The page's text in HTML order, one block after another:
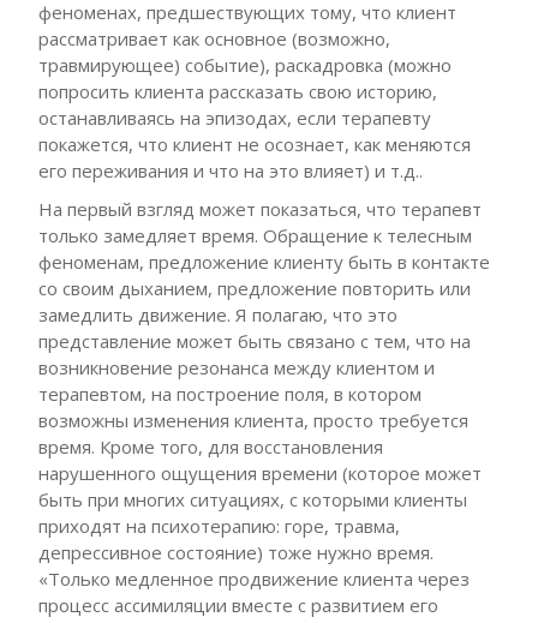
феноменах, предшествующих тому, что клиент
рассматривает как основное (возможно,
травмирующее) событие), раскадровка (можно
попросить клиента рассказать свою историю,
останавливаясь на эпизодах, если терапевту
покажется, что клиент не осознает, как меняются
его переживания и что на это влияет) и т.д..
На первый взгляд может показаться, что терапевт
только замедляет время. Обращение к телесным
феноменам, предложение клиенту быть в контакте
со своим дыханием, предложение повторить или
замедлить движение. Я полагаю, что это
представление может быть связано с тем, что на
возникновение резонанса между клиентом и
терапевтом, на построение поля, в котором
возможны изменения клиента, просто требуется
время. Кроме того, для восстановления
нарушенного ощущения времени (которое может
быть при многих ситуациях, с которыми клиенты
приходят на психотерапию: горе, травма,
депрессивное состояние) тоже нужно время.
«Только медленное продвижение клиента через
процесс ассимиляции вместе с развитием его